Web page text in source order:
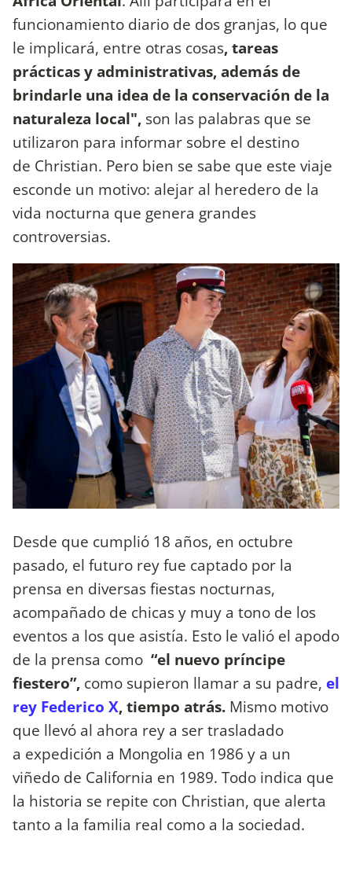
funcionamiento diario de dos granjas, lo que
le implicará, entre otras cosas, tareas
prácticas y administrativas, además de
brindarle una idea de la conservación de la
naturaleza local", son las palabras que se
utilizaron para informar sobre el destino
de Christian. Pero bien se sabe que este viaje
esconde un motivo: alejar al heredero de la
vida nocturna que genera grandes
controversias.
Desde que cumplió 18 años, en octubre
pasado, el futuro rey fue captado por la
prensa en diversas fiestas nocturnas,
acompañado de chicas y muy a tono de los
eventos a los que asistía. Esto le valió el apodo
de la prensa como “el nuevo príncipe
fiestero”, como supieron llamar a su padre, el
rey Federico X, tiempo atrás. Mismo motivo
que llevó al ahora rey a ser trasladado
a expedición a Mongolia en 1986 y a un
viñedo de California en 1989. Todo indica que
la historia se repite con Christian, que alerta
tanto a la familia real como a la sociedad.